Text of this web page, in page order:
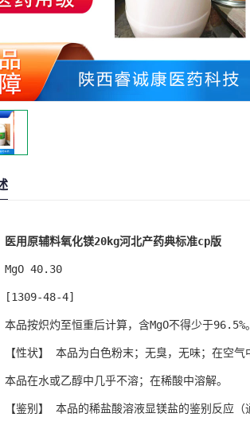
医用原辅料氧化镁20kg河北产药典标准cp版
MgO 40.30
[1309-48-4]
本品按炽灼至恒重后计算，含MgO不得少于96.5%。
【性状】 本品为白色粉末；无臭，无味；在空气
本品在水或乙醇中几乎不溶；在稀酸中溶解。
【鉴别】 本品的稀盐酸溶液显镁盐的鉴别反应（